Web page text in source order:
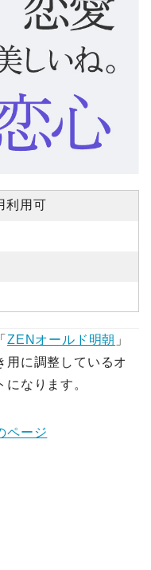
利用可
ZENオールド明朝 」
用に調整しているオ
なります。
ページ